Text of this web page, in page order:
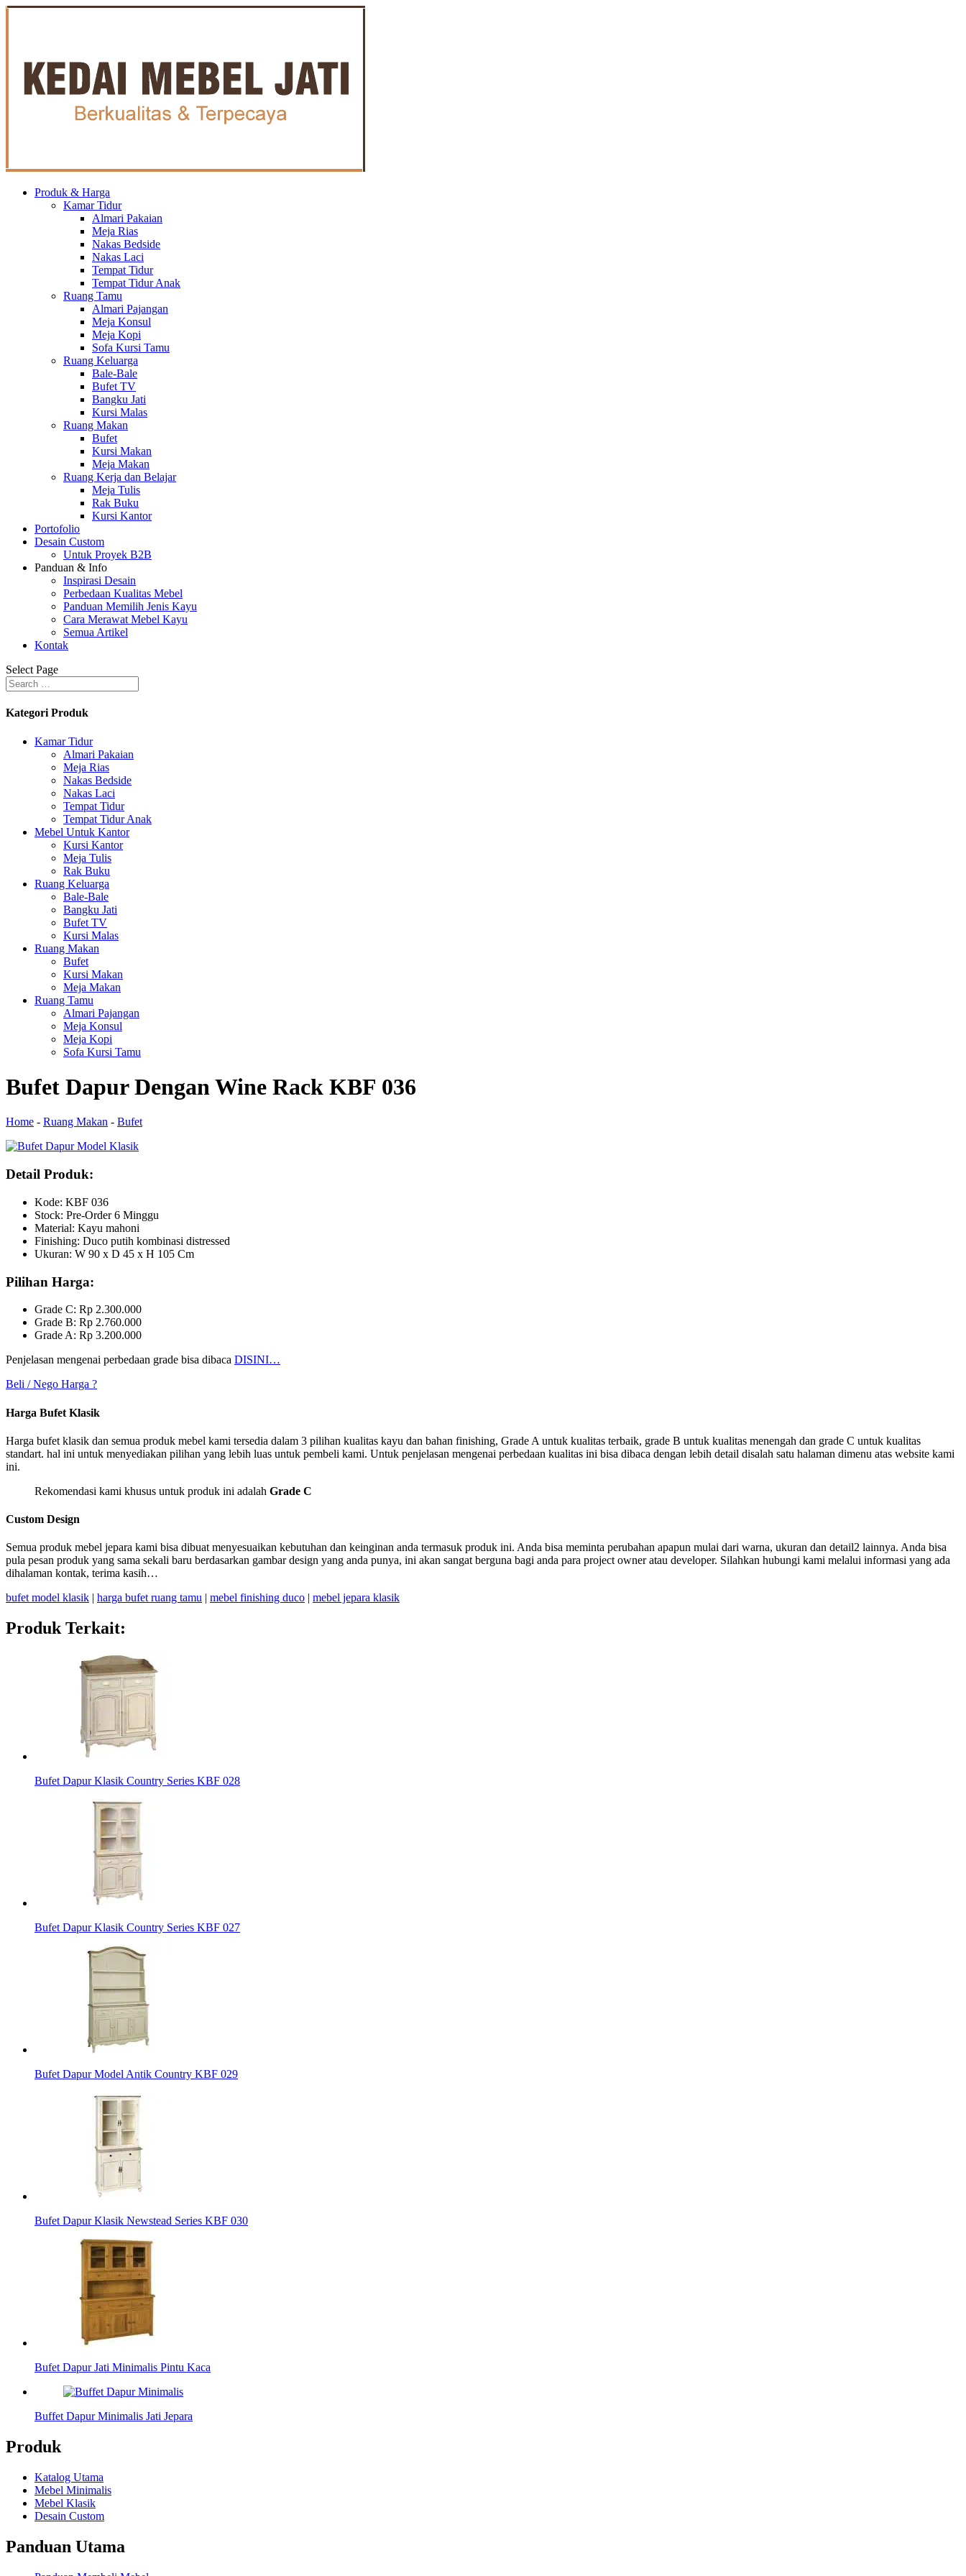
Produk & Harga
Kamar Tidur
Almari Pakaian
Meja Rias
Nakas Bedside
Nakas Laci
Tempat Tidur
Tempat Tidur Anak
Ruang Tamu
Almari Pajangan
Meja Konsul
Meja Kopi
Sofa Kursi Tamu
Ruang Keluarga
Bale-Bale
Bufet TV
Bangku Jati
Kursi Malas
Ruang Makan
Bufet
Kursi Makan
Meja Makan
Ruang Kerja dan Belajar
Meja Tulis
Rak Buku
Kursi Kantor
Portofolio
Desain Custom
Untuk Proyek B2B
Panduan & Info
Inspirasi Desain
Perbedaan Kualitas Mebel
Panduan Memilih Jenis Kayu
Cara Merawat Mebel Kayu
Semua Artikel
Kontak
Select Page
Kategori Produk
Kamar Tidur
Almari Pakaian
Meja Rias
Nakas Bedside
Nakas Laci
Tempat Tidur
Tempat Tidur Anak
Mebel Untuk Kantor
Kursi Kantor
Meja Tulis
Rak Buku
Ruang Keluarga
Bale-Bale
Bangku Jati
Bufet TV
Kursi Malas
Ruang Makan
Bufet
Kursi Makan
Meja Makan
Ruang Tamu
Almari Pajangan
Meja Konsul
Meja Kopi
Sofa Kursi Tamu
Bufet Dapur Dengan Wine Rack KBF 036
Home - Ruang Makan - Bufet
Detail Produk:
Kode: KBF 036
Stock: Pre-Order 6 Minggu
Material: Kayu mahoni
Finishing: Duco putih kombinasi distressed
Ukuran: W 90 x D 45 x H 105 Cm
Pilihan Harga:
Grade C: Rp 2.300.000
Grade B: Rp 2.760.000
Grade A: Rp 3.200.000
Penjelasan mengenai perbedaan grade bisa dibaca DISINI…
Beli / Nego Harga ?
Harga Bufet Klasik
Harga bufet klasik dan semua produk mebel kami tersedia dalam 3 pilihan kualitas kayu dan bahan finishing, Grade A untuk kualitas terbaik, grade B untuk kualitas menengah dan grade C untuk kualitas
standart. hal ini untuk menyediakan pilihan yang lebih luas untuk pembeli kami. Untuk penjelasan mengenai perbedaan kualitas ini bisa dibaca dengan lebih detail disalah satu halaman dimenu atas website kami
ini.
Rekomendasi kami khusus untuk produk ini adalah Grade C
Custom Design
Semua produk mebel jepara kami bisa dibuat menyesuaikan kebutuhan dan keinginan anda termasuk produk ini. Anda bisa meminta perubahan apapun mulai dari warna, ukuran dan detail2 lainnya. Anda bisa
pula pesan produk yang sama sekali baru berdasarkan gambar design yang anda punya, ini akan sangat berguna bagi anda para project owner atau developer. Silahkan hubungi kami melalui informasi yang ada
dihalaman kontak, terima kasih…
bufet model klasik | harga bufet ruang tamu | mebel finishing duco | mebel jepara klasik
Produk Terkait:
Bufet Dapur Klasik Country Series KBF 028
Bufet Dapur Klasik Country Series KBF 027
Bufet Dapur Model Antik Country KBF 029
Bufet Dapur Klasik Newstead Series KBF 030
Bufet Dapur Jati Minimalis Pintu Kaca
Buffet Dapur Minimalis Jati Jepara
Produk
Katalog Utama
Mebel Minimalis
Mebel Klasik
Desain Custom
Panduan Utama